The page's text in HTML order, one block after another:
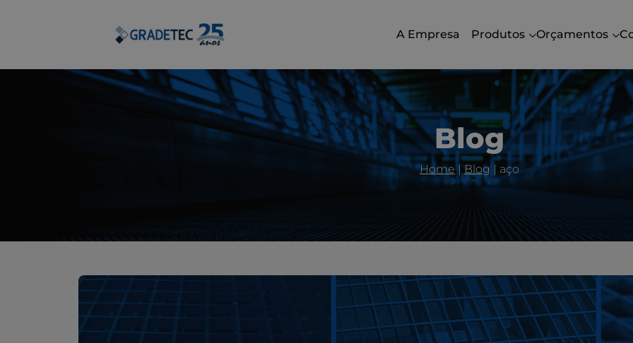
A Empresa Produtos Orçamentos
Blog
Home|Blog | aço